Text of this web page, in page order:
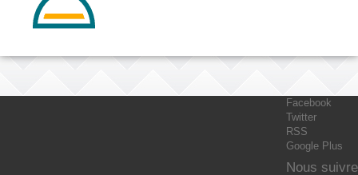
Facebook
Twitter
RSS
Google Plus
Nous suivre